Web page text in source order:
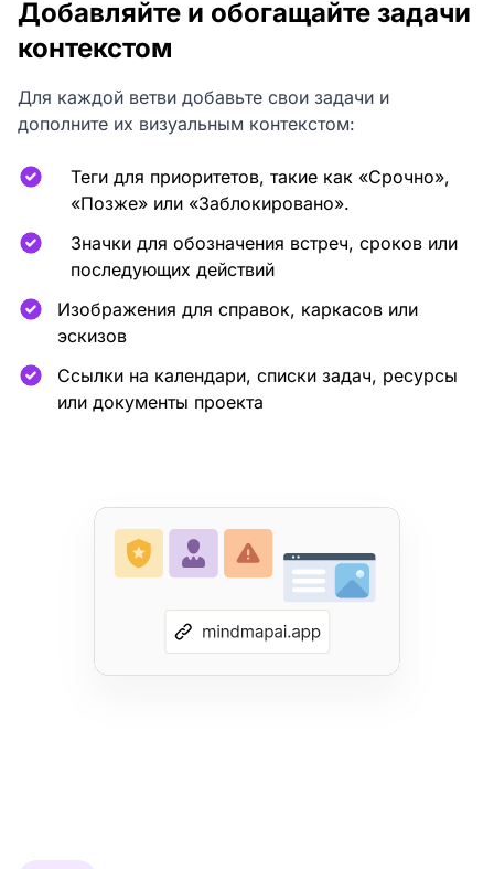
Добавляйте и обогащайте задачи
контекстом
Для каждой ветви добавьте свои задачи и
дополните их визуальным контекстом:
Теги для приоритетов, такие как «Срочно»,
«Позже» или «Заблокировано».
Значки для обозначения встреч, сроков или
последующих действий
Изображения для справок, каркасов или
эскизов
Ссылки на календари, списки задач, ресурсы
или документы проекта